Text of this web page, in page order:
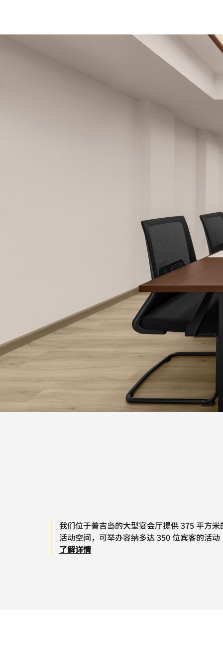
我们位于普吉岛的大型宴会厅提供 375 平方米
活动空间，可举办容纳多达 350 位宾客的活动
了解详情